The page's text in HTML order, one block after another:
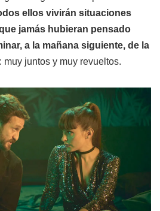
ellos vivirán situaciones
jamás hubieran pensado
a la mañana siguiente, de la
: muy juntos y muy revueltos.